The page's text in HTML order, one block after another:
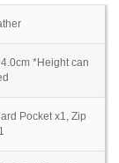
*Height can
Pocket x1, Zip